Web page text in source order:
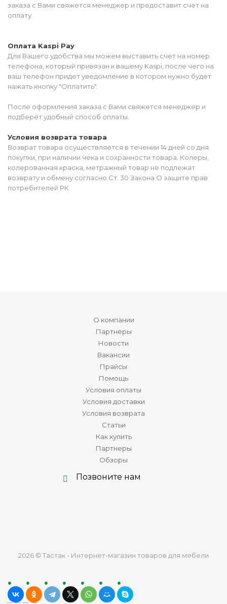
заказа с Вами свяжется менеджер и предоставит счет на
оплату.
Оплата Kaspi Pay
Для Вашего удобства мы можем выставить счет на номер
телефона, который привязан к вашему Kaspi, после чего на
ваш телефон придет уведомление в котором нужно будет
нажать кнопку "Оплатить".
После оформления заказа с Вами свяжется менеджер и
подберёт удобный способ оплаты.
Условия возврата товара
Возврат товара осуществляется в течении 14 дней со дня
покупки, при наличии чека и сохранности товара. Колеры,
колерованная краска, метражный товар не подлежат
возврату и обмену согласно Ст. 30 Закона О защите прав
потребителей РК.
О компании
Партнеры
Новости
Вакансии
Прайсы
Помощь
Условия оплаты
Условия доставки
Условия возврата
Статьи
Как купить
Партнеры
Обзоры
Позвоните нам
2026 © Тастак - Интернет-магазин товаров для мебели